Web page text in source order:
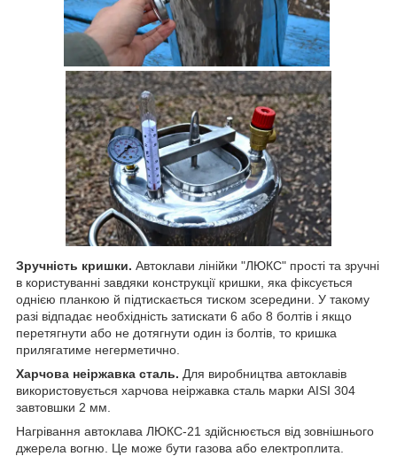
Зручність кришки. Автоклави лінійки "ЛЮКС" прості та зручні
в користуванні завдяки конструкції кришки, яка фіксується
однією планкою й підтискається тиском зсередини. У такому
разі відпадає необхідність затискати 6 або 8 болтів і якщо
перетягнути або не дотягнути один із болтів, то кришка
прилягатиме негерметично.
Харчова неіржавка сталь. Для виробництва автоклавів
використовується харчова неіржавка сталь марки AISI 304
завтовшки 2 мм.
Нагрівання автоклава ЛЮКС-21 здійснюється від зовнішнього
джерела вогню. Це може бути газова або електроплита.